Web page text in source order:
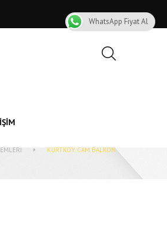
KURTKÖY CAM BALKON
WhatsApp Fiyat Al